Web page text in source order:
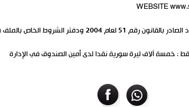
WEBSITE
12- كل ما لم يرد عليه النص في هذا الاعلان يرجع فيه الى احكام نظام